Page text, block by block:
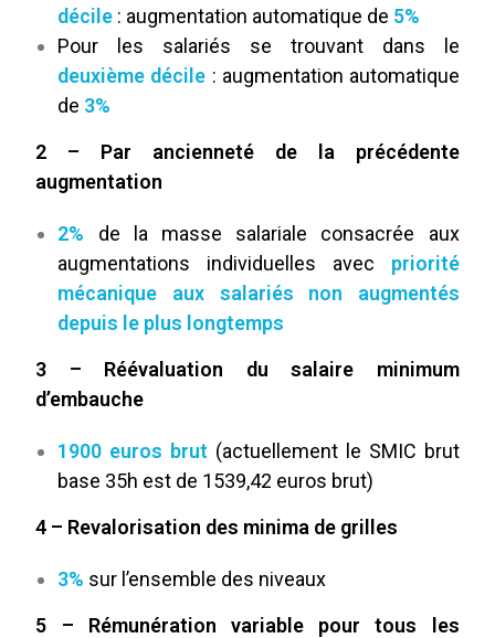
décile : augmentation automatique de 5%
Pour les salariés se trouvant dans le
deuxième décile : augmentation automatique
de 3%
2 – Par ancienneté de la précédente
augmentation
2% de la masse salariale consacrée aux
augmentations individuelles avec priorité
mécanique aux salariés non augmentés
depuis le plus longtemps
3 – Réévaluation du salaire minimum
d’embauche
1900 euros brut (actuellement le SMIC brut
base 35h est de 1539,42 euros brut)
4 – Revalorisation des minima de grilles
3% sur l’ensemble des niveaux
5 – Rémunération variable pour tous les